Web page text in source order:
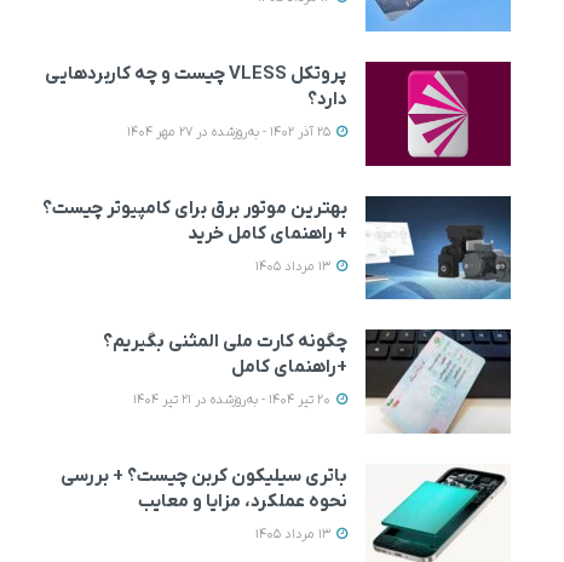
پروتکل VLESS چیست و چه کاربردهایی
دارد؟
بهترین موتور برق برای کامپیوتر چیست؟
+ راهنمای کامل خرید
چگونه کارت ملی المثنی بگیریم؟
+راهنمای کامل
باتری سیلیکون کربن چیست؟ + بررسی
نحوه عملکرد، مزایا و معایب